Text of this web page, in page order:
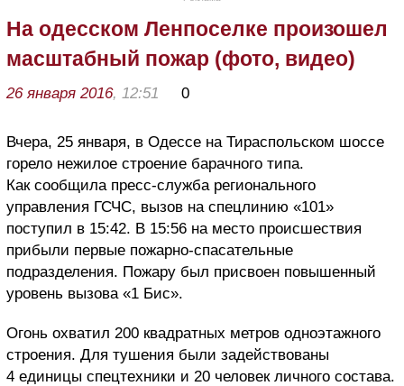
На одесском Ленпоселке произошел
масштабный пожар (фото, видео)
26 января 2016, 12:51 0
Вчера, 25 января, в Одессе на Тираспольском шоссе
горело нежилое строение барачного типа.
Как сообщила пресс-служба регионального
управления ГСЧС, вызов на спецлинию «101»
поступил в 15:42. В 15:56 на место происшествия
прибыли первые пожарно-спасательные
подразделения. Пожару был присвоен повышенный
уровень вызова «1 Бис».
Огонь охватил 200 квадратных метров одноэтажного
строения. Для тушения были задействованы
4 единицы спецтехники и 20 человек личного состава.